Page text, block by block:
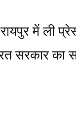
रायपुर में ली
सरकार का